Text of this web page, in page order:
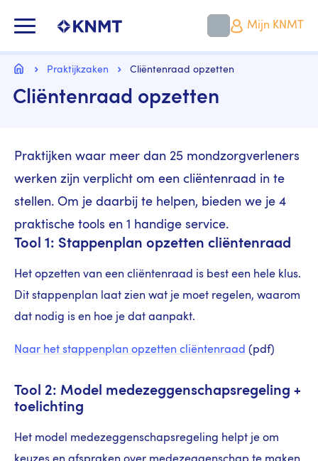
naar
gaan
Mijn KNMT
Kruimelpad
HomePraktijkzaken Cliëntenraad opzetten
Cliëntenraad opzetten
Praktijken waar meer dan 25 mondzorgverleners
werken zijn verplicht om een cliëntenraad in te
stellen. Om je daarbij te helpen, bieden we je 4
praktische tools en 1 handige service.
Tool 1: Stappenplan opzetten cliëntenraad
Het opzetten van een cliëntenraad is best een hele klus.
Dit stappenplan laat zien wat je moet regelen, waarom
dat nodig is en hoe je dat aanpakt.
Naar het stappenplan opzetten cliëntenraad (pdf)
Tool 2: Model medezeggenschapsregeling +
toelichting
Het model medezeggenschapsregeling helpt je om